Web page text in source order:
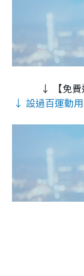
↓ 【免費
↓ 設過百運動